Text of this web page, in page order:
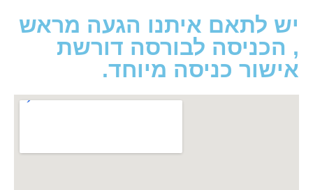
איתנו הגעה מראש
לבורסה דורשת
כניסה מיוחד.